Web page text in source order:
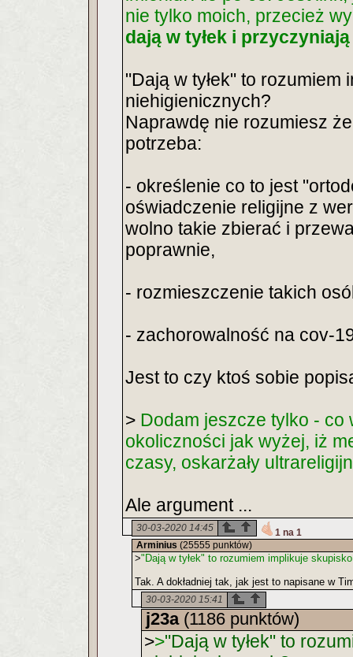
nie tylko moich, przecież
dają w tyłek i
"Dają w tyłek" to
niehigienicznych?
Naprawdę nie rozumiesz
potrzeba:
- określenie co to jest
oświadczenie religijne z
wolno takie zbierać i
poprawnie,
- rozmieszczenie takich
- zachorowalność na cov-
Jest to czy ktoś sobie
> Dodam jeszcze tylko - co
okoliczności jak wyżej, iż
czasy, oskarżały
Ale argument ...
30-03-2020 14:45
1 na 1
Arminius (25555 punktów)
>"Dają w tyłek" to rozumiem implikuje
Tak. A dokładniej tak, jak jest to napisane w
30-03-2020 15:41
j23a(1186 punktów)
>>"Dają w tyłek" to